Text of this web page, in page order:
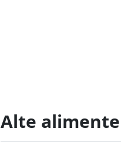
Alte